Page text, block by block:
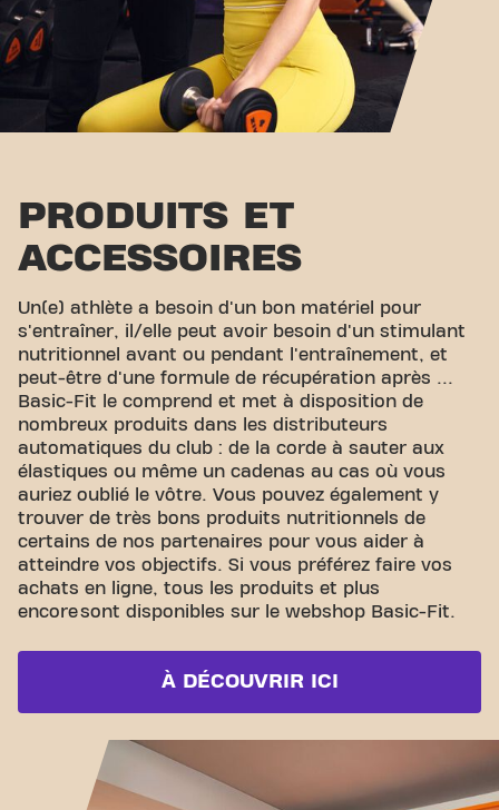
PRODUITS ET
ACCESSOIRES
Un(e) athlète a besoin d'un bon matériel pour
s'entraîner, il/elle peut avoir besoin d'un stimulant
nutritionnel avant ou pendant l'entraînement, et
peut-être d'une formule de récupération après ...
Basic-Fit le comprend et met à disposition de
nombreux produits dans les distributeurs
automatiques du club : de la corde à sauter aux
élastiques ou même un cadenas au cas où vous
auriez oublié le vôtre. Vous pouvez également y
trouver de très bons produits nutritionnels de
certains de nos partenaires pour vous aider à
atteindre vos objectifs. Si vous préférez faire vos
achats en ligne, tous les produits et plus
encore sont disponibles sur le webshop Basic-Fit.
À DÉCOUVRIR ICI